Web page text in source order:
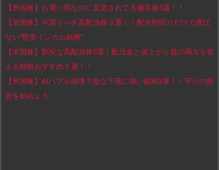
【米国株】お買い得なのに見逃されてる優良株5選！！
【米国株】今買うべき高配当株３選！！配当利回りだけで選ば
ない“堅実インカム銘柄”
【米国株】割安な高配当株5選！配当金と値上がり益の両方を狙
える銘柄おすすめ５選！！
【米国株】AIバブル崩壊？急な下落に強い銘柄3選！！守りの投
資を始めよう